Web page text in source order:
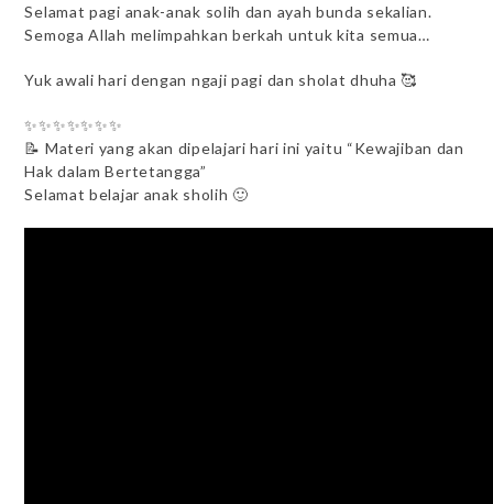
Selamat pagi anak-anak solih dan ayah bunda sekalian.
Semoga Allah melimpahkan berkah untuk kita semua…
Yuk awali hari dengan ngaji pagi dan sholat dhuha 🥰
✨✨✨✨✨✨✨
📝 Materi yang akan dipelajari hari ini yaitu “Kewajiban dan
Hak dalam Bertetangga”
Selamat belajar anak sholih 🙂